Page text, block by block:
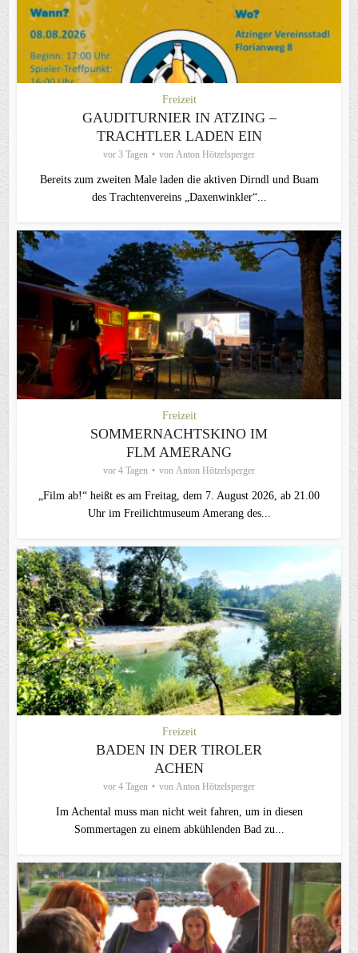
Freizeit
GAUDITURNIER IN ATZING –
TRACHTLER LADEN EIN
vor 3 Tagen von Anton Hötzelsperger
Bereits zum zweiten Male laden die aktiven Dirndl und Buam
des Trachtenvereins „Daxenwinkler“...
Freizeit
SOMMERNACHTSKINO IM
FLM AMERANG
vor 4 Tagen von Anton Hötzelsperger
„Film ab!“ heißt es am Freitag, dem 7. August 2026, ab 21.00
Uhr im Freilichtmuseum Amerang des...
Freizeit
BADEN IN DER TIROLER
ACHEN
vor 4 Tagen von Anton Hötzelsperger
Im Achental muss man nicht weit fahren, um in diesen
Sommertagen zu einem abkühlenden Bad zu...